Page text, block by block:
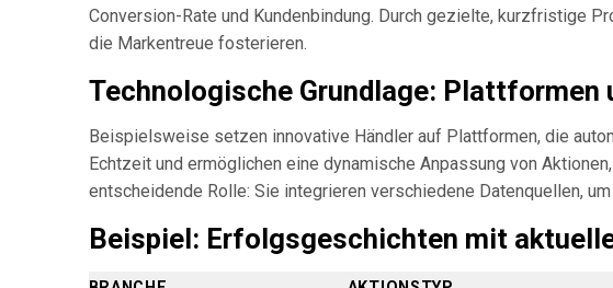
Conversion-Rate und Kundenbindung. Durch gezielte, kurzfristige
die Markentreue fosterieren.
Technologische Grundlage: Plattformen
Beispielsweise setzen innovative Händler auf Plattformen, die
Echtzeit und ermöglichen eine dynamische Anpassung von
entscheidende Rolle: Sie integrieren verschiedene Datenquellen,
Beispiel: Erfolgsgeschichten mit